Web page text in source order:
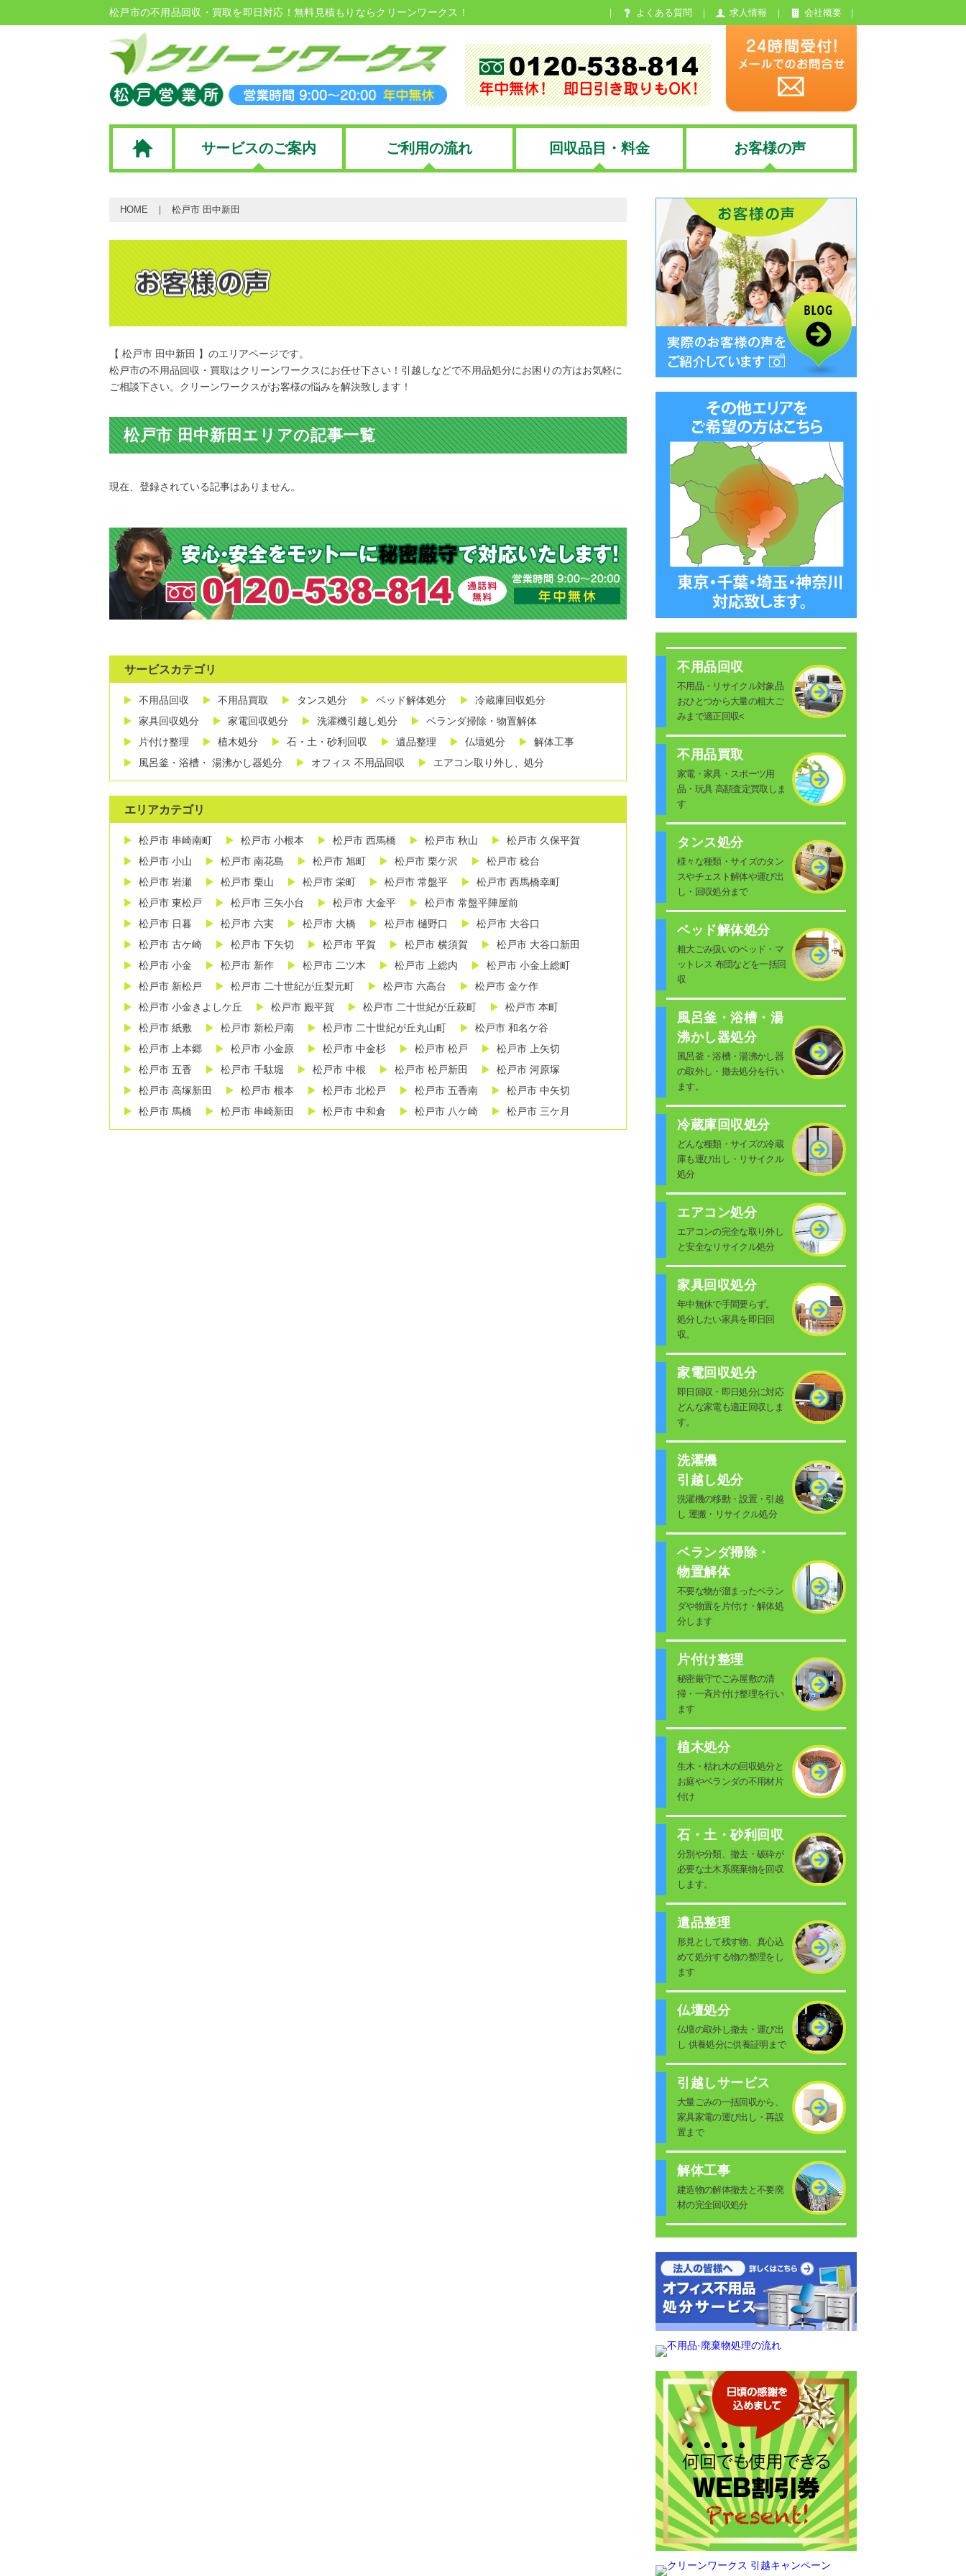
松戸市の不用品回収・買取を即日対応！無料見積もりならクリーンワークス！ よくある質問 求人情報 会社概要
サービスのご案内 ご利用の流れ 回収品目・料金 お客様の声
HOME 松戸市 田中新田
【 松戸市 田中新田 】のエリアページです。
松戸市の不用品回収・買取はクリーンワークスにお任せ下さい！引越しなどで不用品処分にお困りの方はお気軽に
ご相談下さい。クリーンワークスがお客様の悩みを解決致します！
松戸市 田中新田エリアの記事一覧
現在、登録されている記事はありません。
サービスカテゴリ
不用品回収 不用品買取 タンス処分 ベッド解体処分
冷蔵庫回収処分
家具回収処分
家電回収処分 洗濯機引越し処分
ベランダ掃除・物置解体
片付け整理
植木処分 石・土・砂利回収 遺品整理 仏壇処分
解体工事
風呂釜・浴槽・ 湯沸かし器処分
オフィス 不用品回収 エアコン取り外し、処分
エリアカテゴリ
松戸市 串崎南町 松戸市 小根本 松戸市 西馬橋 松戸市 秋山
松戸市 久保平賀
松戸市 小山
松戸市 南花島 松戸市 旭町 松戸市 栗ケ沢
松戸市 稔台
松戸市 岩瀬
松戸市 栗山 松戸市 栄町 松戸市 常盤平
松戸市 西馬橋幸町
松戸市 東松戸
松戸市 三矢小台 松戸市 大金平
松戸市 常盤平陣屋前
松戸市 日暮
松戸市 六実 松戸市 大橋 松戸市 樋野口
松戸市 大谷口
松戸市 古ケ崎
松戸市 下矢切 松戸市 平賀 松戸市 横須賀
松戸市 大谷口新田
松戸市 小金
松戸市 新作 松戸市 二ツ木 松戸市 上総内
松戸市 小金上総町
松戸市 新松戸
松戸市 二十世紀が丘梨元町 松戸市 六高台
松戸市 金ケ作
松戸市 小金きよしケ丘
松戸市 殿平賀 松戸市 二十世紀が丘萩町
松戸市 本町
松戸市 紙敷
松戸市 新松戸南 松戸市 二十世紀が丘丸山町
松戸市 和名ケ谷
松戸市 上本郷
松戸市 小金原 松戸市 中金杉 松戸市 松戸
松戸市 上矢切
松戸市 五香
松戸市 千駄堀 松戸市 中根 松戸市 松戸新田
松戸市 河原塚
松戸市 高塚新田
松戸市 根本 松戸市 北松戸 松戸市 五香南
松戸市 中矢切
松戸市 馬橋
松戸市 串崎新田 松戸市 中和倉 松戸市 八ケ崎 松戸市 三ケ月
不用品回収
不用品・リサイクル対象品
おひとつから大量の粗大ご
みまで適正回収<
不用品買取
家電・家具・スポーツ用
品・玩具 高額査定買取しま
す
タンス処分
様々な種類・サイズのタン
スやチェスト解体や運び出
し・回収処分まで
ベッド解体処分
粗大ごみ扱いのベッド・マ
ットレス 布団などを一括回
収
風呂釜・浴槽・湯
沸かし器処分
風呂釜・浴槽・湯沸かし器
の取外し・撤去処分を行い
ます。
冷蔵庫回収処分
どんな種類・サイズの冷蔵
庫も運び出し・リサイクル
処分
エアコン処分
エアコンの完全な取り外し
と安全なリサイクル処分
家具回収処分
年中無休で手間要らず。
処分したい家具を即日回
収。
家電回収処分
即日回収・即日処分に対応
どんな家電も適正回収しま
す。
洗濯機
引越し処分
洗濯機の移動・設置・引越
し 運搬・リサイクル処分
ベランダ掃除・
物置解体
不要な物が溜まったベラン
ダや物置を片付け・解体処
分します
片付け整理
秘密厳守でごみ屋敷の清
掃・一斉片付け整理を行い
ます
植木処分
生木・枯れ木の回収処分と
お庭やベランダの不用材片
付け
石・土・砂利回収
分別や分類、撤去・破砕が
必要な土木系廃棄物を回収
します。
遺品整理
形見として残す物、真心込
めて処分する物の整理をし
ます
仏壇処分
仏壇の取外し撤去・運び出
し 供養処分に供養証明まで
引越しサービス
大量ごみの一括回収から、
家具家電の運び出し・再設
置まで
解体工事
建造物の解体撤去と不要廃
材の完全回収処分